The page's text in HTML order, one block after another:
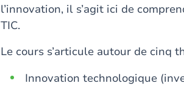
l’innovation, il s’agit ici de
TIC.
Le cours s’articule autour de cinq
Innovation technologique